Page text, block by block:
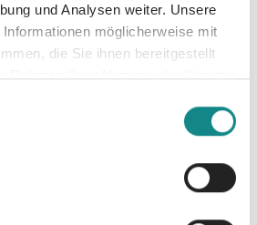
und Analysen weiter. Unsere
möglicherweise mit
die Sie ihnen bereitgestellt
Rahmen Ihrer Nutzung der Dienste